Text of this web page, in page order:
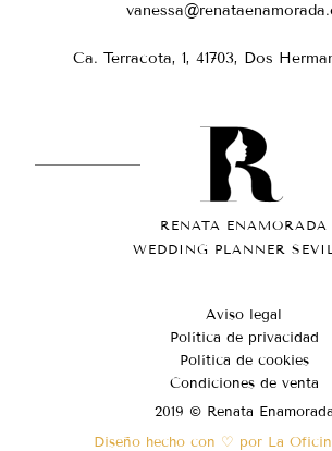
Ca. Terracota, 1, 41703, Dos
RENATA ENAMORADA
WEDDING PLANNER
Aviso legal
Política de privacidad
Política de cookies
Condiciones de venta
2019 © Renata Enamorada
Diseño hecho con ♡ por La